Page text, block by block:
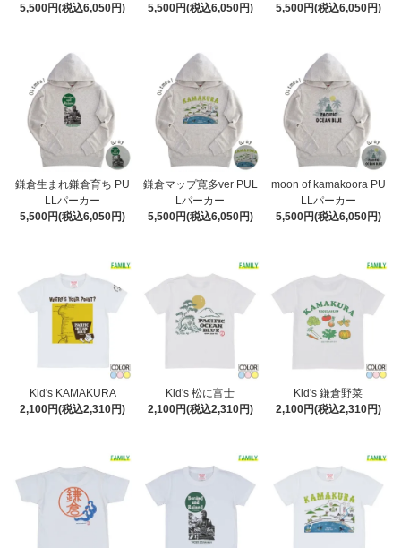
5,500円(税込6,050円)
5,500円(税込6,050円)
5,500円(税込6,050円)
鎌倉生まれ鎌倉育ち PU
LLパーカー
5,500円(税込6,050円)
鎌倉マップ寛多ver PUL
Lパーカー
5,500円(税込6,050円)
moon of kamakoora PU
LLパーカー
5,500円(税込6,050円)
Kid's KAMAKURA
2,100円(税込2,310円)
Kid's 松に富士
2,100円(税込2,310円)
Kid's 鎌倉野菜
2,100円(税込2,310円)